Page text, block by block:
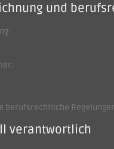
und
berufsrechtliche
verantwortlich